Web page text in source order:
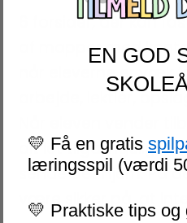
6 forsider, der kan
af ​​mapper med
når eleverne er væk
arbejde, lektier,
alt let tilgængeligt i
sende det hjem. På
være sikker på, at
EN GOD
💛 Få en gratis
læringsspil (værdi
💛 Praktiske tips og